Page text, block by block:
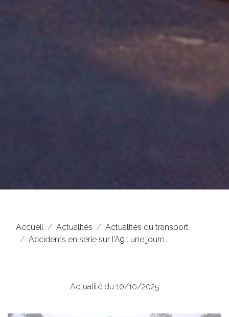
Accueil Actualités
Actualités du transport
Accidents en série sur l’A9 : une journ…
Actualité du 10/10/2025